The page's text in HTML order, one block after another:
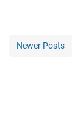
Newer Posts